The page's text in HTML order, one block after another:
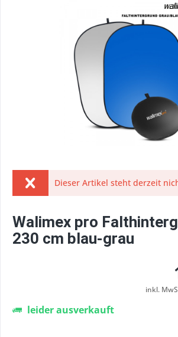
Dieser Artikel steht derzeit
Walimex pro
230 cm blau-grau
inkl.
leider ausverkauft